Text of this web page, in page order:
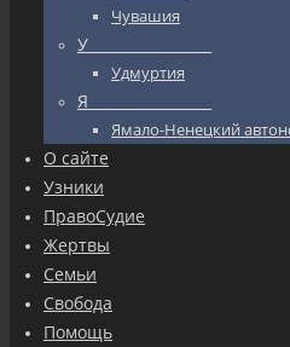
Чувашия
У_________________
Удмуртия
Я_________________
Ямало-Ненецкий
О сайте
Узники
ПравоСудие
Жертвы
Семьи
Свобода
Помощь